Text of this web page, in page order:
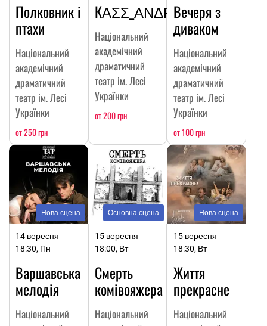
Полковник і
птахи
Національний
академічний
драматичний
театр ім. Лесі
Українки
от 250 грн
КΑΣΣ_ΑΝΔΡΑ
Національний
академічний
драматичний
театр ім. Лесі
Українки
от 200 грн
Вечеря з
диваком
Національний
академічний
драматичний
театр ім. Лесі
Українки
от 100 грн
Нова сцена
14 вересня
18:30, Пн
Варшавська
мелодія
Національний
Основна сцена
15 вересня
18:00, Вт
Смерть
комівояжера
Національний
Нова сцена
15 вересня
18:30, Вт
Життя
прекрасне
Національний